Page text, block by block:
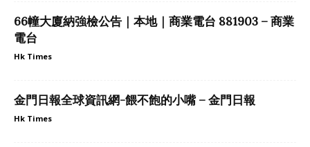
66幢大廈納強檢公告｜本地｜商業電台 881903 – 商業
電台
Hk Times
金門日報全球資訊網-餵不飽的小嘴 – 金門日報
Hk Times